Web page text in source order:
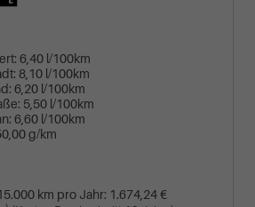
6,40 l/100km
8,10 l/100km
6,20 l/100km
5,50 l/100km
6,60 l/100km
g/km
km pro Jahr: 1.674,24 €